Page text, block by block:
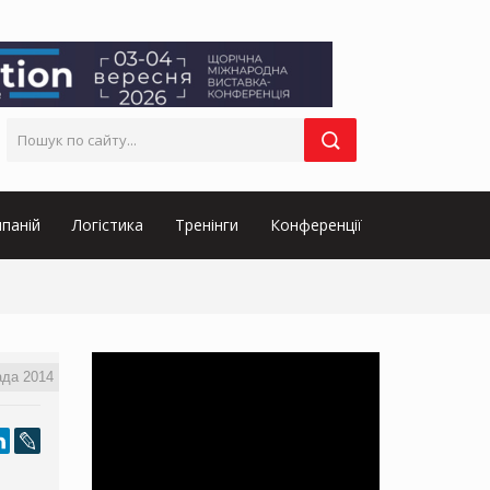
Логістика Тренінги Конференції
2014